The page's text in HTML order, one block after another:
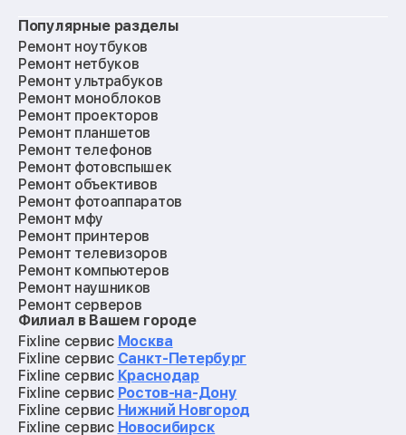
Популярные разделы
Ремонт ноутбуков
Ремонт нетбуков
Ремонт ультрабуков
Ремонт моноблоков
Ремонт проекторов
Ремонт планшетов
Ремонт телефонов
Ремонт фотовспышек
Ремонт объективов
Ремонт фотоаппаратов
Ремонт мфу
Ремонт принтеров
Ремонт телевизоров
Ремонт компьютеров
Ремонт наушников
Ремонт серверов
Ремонт мониторов
Ремонт квадрокоптеров
Ремонт электросамокатов
Ремонт материнских плат
Ремонт видеокарт
Ремонт кофемашин
Ремонт vr систем
Филиал в Вашем городе
Fixline сервис Москва
Fixline сервис Санкт-Петербург
Fixline сервис Краснодар
Fixline сервис Ростов-на-Дону
Fixline сервис Нижний Новгород
Fixline сервис Новосибирск